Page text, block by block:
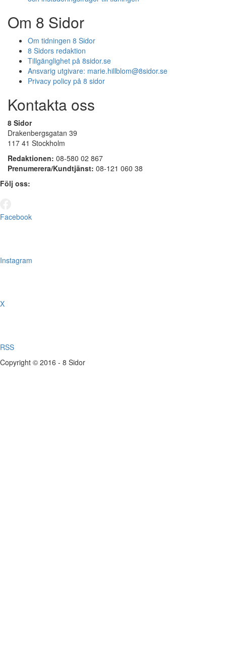
Om 8 Sidor
Om tidningen 8 Sidor
8 Sidors redaktion
Tillgänglighet på 8sidor.se
Ansvarig utgivare: marie.hillblom@8sidor.se
Privacy policy på 8 sidor
Kontakta oss
8 Sidor
Drakenbergsgatan 39
117 41 Stockholm
Redaktionen: 08-580 02 867
Prenumerera/Kundtjänst: 08-121 060 38
Följ oss:
Facebook
Instagram
X
RSS
Copyright © 2016 - 8 Sidor